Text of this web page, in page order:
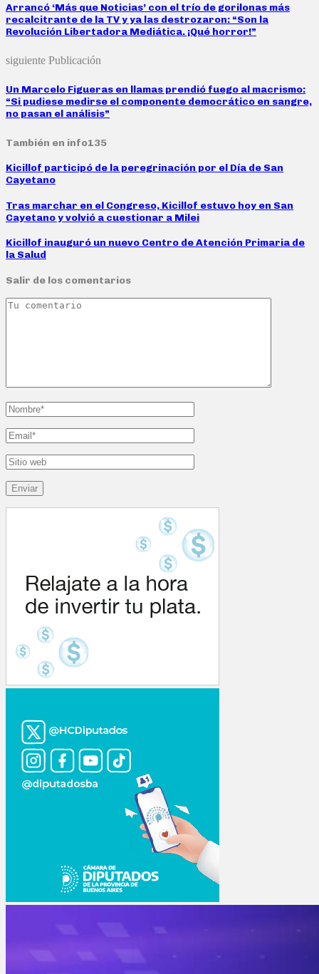
Arrancó ‘Más que Noticias’ con el trío de gorilonas más
recalcitrante de la TV y ya las destrozaron: “Son la
Revolución Libertadora Mediática. ¡Qué horror!”
siguiente Publicación
Un Marcelo Figueras en llamas prendió fuego al macrismo:
“Si pudiese medirse el componente democrático en sangre,
no pasan el análisis”
También en info135
Kicillof participó de la peregrinación por el Día de San
Cayetano
Tras marchar en el Congreso, Kicillof estuvo hoy en San
Cayetano y volvió a cuestionar a Milei
Kicillof inauguró un nuevo Centro de Atención Primaria de
la Salud
Salir de los comentarios